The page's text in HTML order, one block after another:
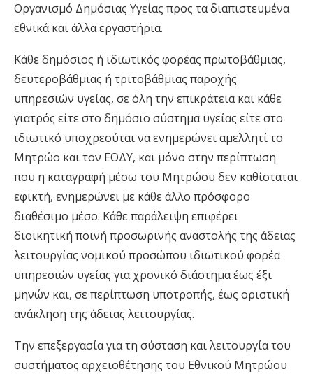
Οργανισμό Δημόσιας Υγείας προς τα διαπιστευμένα
εθνικά και άλλα εργαστήρια.
Κάθε δημόσιος ή ιδιωτικός φορέας πρωτοβάθμιας,
δευτεροβάθμιας ή τριτοβάθμιας παροχής
υπηρεσιών υγείας, σε όλη την επικράτεια και κάθε
γιατρός είτε στο δημόσιο σύστημα υγείας είτε στο
ιδιωτικό υποχρεούται να ενημερώνει αμελλητί το
Μητρώο και τον ΕΟΔΥ, και μόνο στην περίπτωση
που η καταγραφή μέσω του Μητρώου δεν καθίσταται
εφικτή, ενημερώνει με κάθε άλλο πρόσφορο
διαθέσιμο μέσο. Κάθε παράλειψη επιφέρει
διοικητική ποινή προσωρινής αναστολής της άδειας
λειτουργίας νομικού προσώπου ιδιωτικού φορέα
υπηρεσιών υγείας για χρονικό διάστημα έως έξι
μηνών και, σε περίπτωση υποτροπής, έως οριστική
ανάκληση της άδειας λειτουργίας.
Την επεξεργασία για τη σύσταση και λειτουργία του
συστήματος αρχειοθέτησης του Εθνικού Μητρώου